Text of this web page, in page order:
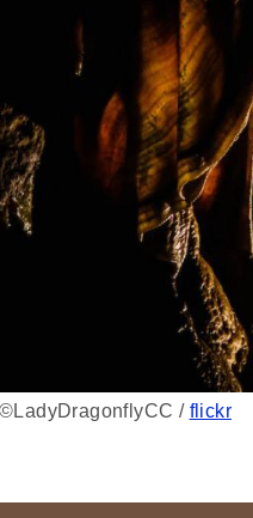
©︎LadyDragonflyCC / flickr